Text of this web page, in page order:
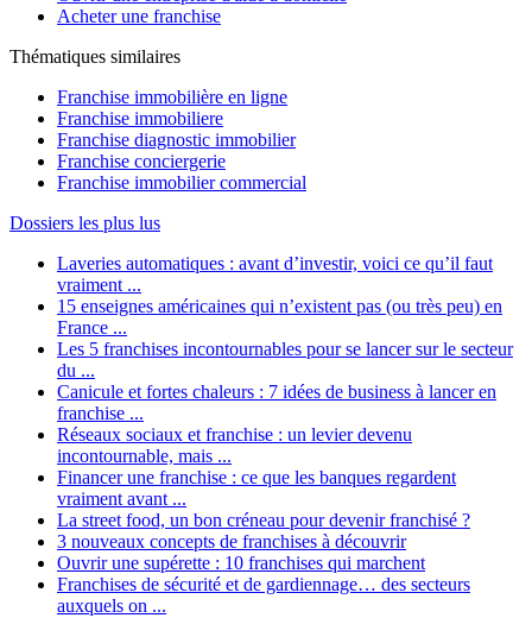
Acheter une franchise
Thématiques similaires
Franchise immobilière en ligne
Franchise immobiliere
Franchise diagnostic immobilier
Franchise conciergerie
Franchise immobilier commercial
Dossiers les plus lus
Laveries automatiques : avant d’investir, voici ce qu’il faut
vraiment ...
15 enseignes américaines qui n’existent pas (ou très peu) en
France ...
Les 5 franchises incontournables pour se lancer sur le secteur
du ...
Canicule et fortes chaleurs : 7 idées de business à lancer en
franchise ...
Réseaux sociaux et franchise : un levier devenu
incontournable, mais ...
Financer une franchise : ce que les banques regardent
vraiment avant ...
La street food, un bon créneau pour devenir franchisé ?
3 nouveaux concepts de franchises à découvrir
Ouvrir une supérette : 10 franchises qui marchent
Franchises de sécurité et de gardiennage… des secteurs
auxquels on ...